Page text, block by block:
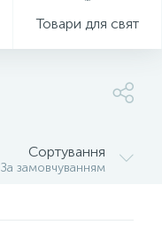
Товари для свят
Сортування
За замовчуванням